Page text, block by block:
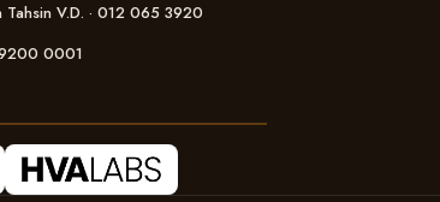
Tahsin V.D. · 012 065 3920
0001